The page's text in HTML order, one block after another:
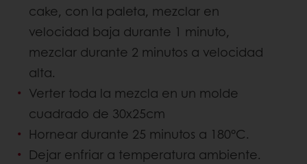
cake, con la paleta, mezclar en
velocidad baja durante 1 minuto,
mezclar durante 2 minutos a velocidad
alta.
Verter toda la mezcla en un molde
cuadrado de 30x25cm
Hornear durante 25 minutos a 180°C.
Dejar enfriar a temperatura ambiente.